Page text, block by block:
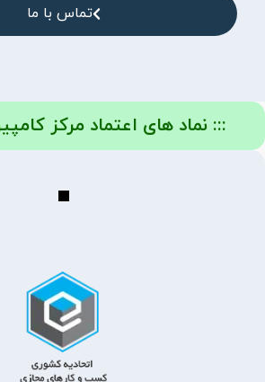
تماس با ما
::: نماد های اعتماد مرکز